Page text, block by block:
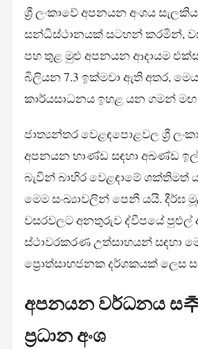
ශ්‍රී ලංකාවේ අපනයන අංශය
සන්ධිස්ථානයක් සටහන් කරමින්,
පහ තුළ මුළු අපනයන ආදායම
බිලියන 7.3 ඉක්මවා ඇති අතර,
කාර්යසාධනය ඉහළ යන ගමන්
ජාත්‍යන්තර වෙළඳපොළවල ශ්‍රී
අපනයන භාණ්ඩ සඳහා අඛණ්ඩ
බැවින් බාහිර වෙළඳාමේ
මෙම සංඛ්‍යාවලින් පෙනී යයි. දීර්ඝ
වසරවලට අනතුරුව ද්වීපයේ පුළුල්
ස්ථාවරකරණ උත්සාහයන් සඳහා
ප්‍රොත්සාහජනක දර්ශකයක් ලෙස
අපනයන වර්ධනය ස
ප්‍රධාන අංශ